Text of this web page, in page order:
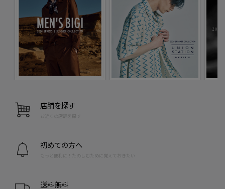
店舗を探す
お近くの店舗を探す
初めての方へ
もっと便利に！たのしむために覚えておきたい
送料無料